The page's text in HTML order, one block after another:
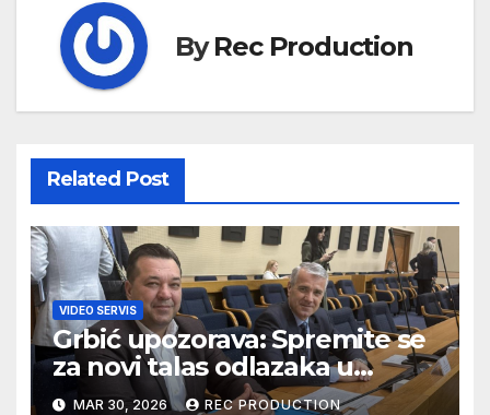
ByRec Production
Related Post
VIDEO SERVIS
Grbić upozorava: Spremite se
za novi talas odlazaka u
Njemačku
MAR 30, 2026 REC PRODUCTION